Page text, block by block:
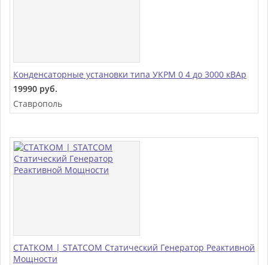
Конденсаторные установки типа УКРМ 0 4 до 3000 кВАр
19990 руб.
Ставрополь
СТАТКОМ | STATCOM Статический Генератор Реактивной
Мощности